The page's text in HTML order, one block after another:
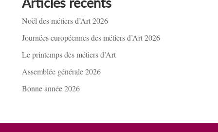
Noël des métiers d’Art 2026
Journées européennes des métiers d’Art 2026
Le printemps des métiers d’Art
Assemblée générale 2026
Bonne année 2026